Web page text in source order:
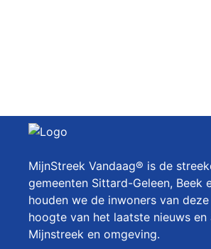
MijnStreek Vandaag® is de
gemeenten Sittard-Geleen, Beek
houden we de inwoners van
hoogte van het laatste nieuws
Mijnstreek en omgeving.